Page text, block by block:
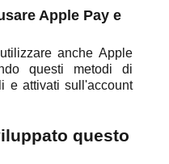
Apple Pay e
anche Apple
questi metodi di
e attivati sull'account
questo